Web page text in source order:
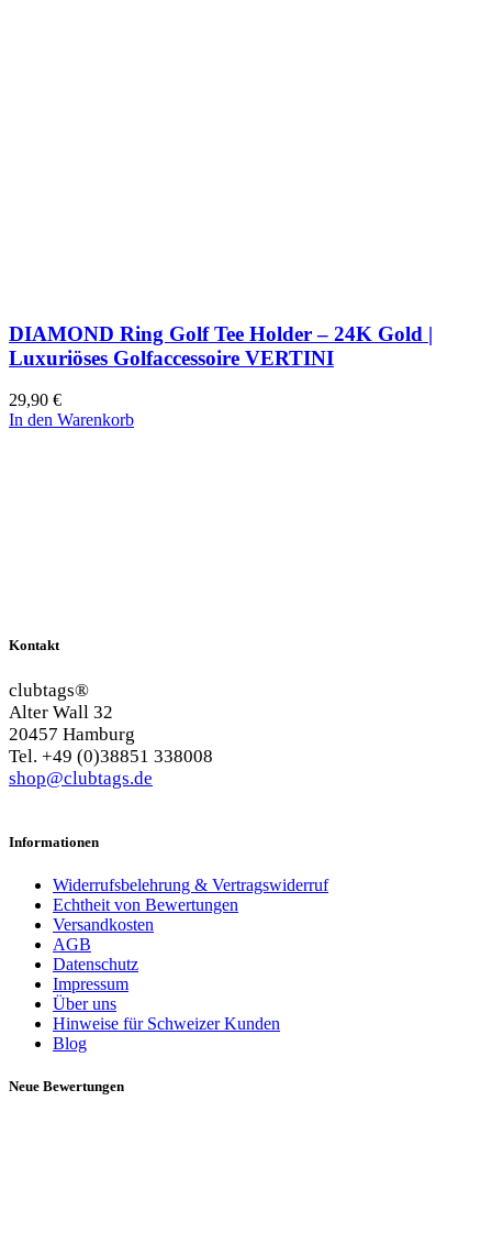
DIAMOND Ring Golf Tee Holder – 24K Gold |
Luxuriöses Golfaccessoire VERTINI
29,90 €
In den Warenkorb
Kontakt
clubtags®
Alter Wall 32
20457 Hamburg
Tel. +49 (0)38851 338008
shop@clubtags.de
Informationen
Widerrufsbelehrung & Vertragswiderruf
Echtheit von Bewertungen
Versandkosten
AGB
Datenschutz
Impressum
Über uns
Hinweise für Schweizer Kunden
Blog
Neue Bewertungen